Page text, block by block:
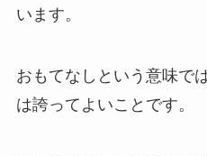
います。
おもてなしという意味で
は誇ってよいことです。